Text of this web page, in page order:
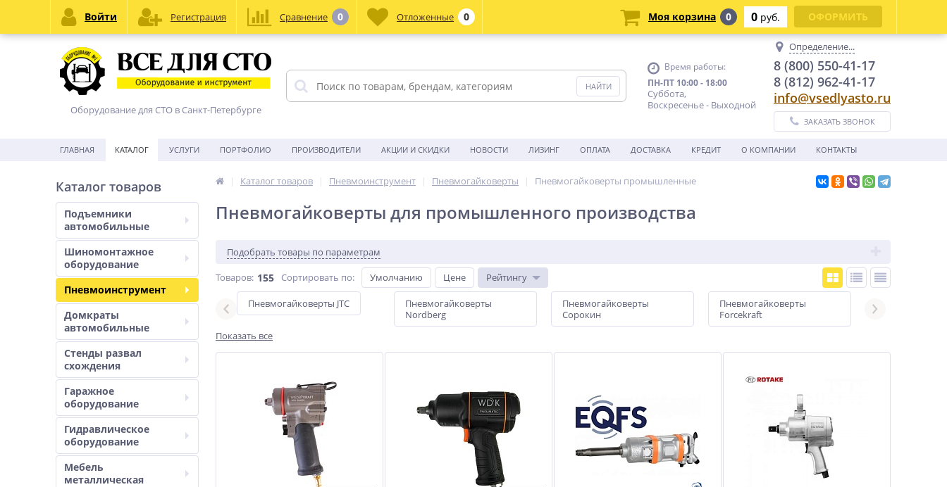
Оборудование для СТО в Санкт-Петербурге
Время работы:
ПН-ПТ 10:00 - 18:00
Суббота,
Воскресенье - Выходной
Определение...
8 (800) 550-41-17
8 (812) 962-41-17
info@vsedlyasto.ru
ЗАКАЗАТЬ ЗВОНОК
ГЛАВНАЯ КАТАЛОГ УСЛУГИ ПОРТФОЛИО ПРОИЗВОДИТЕЛИ АКЦИИ И СКИДКИ НОВОСТИ ЛИЗИНГ ОПЛАТА ДОСТАВКА КРЕДИТ О КОМПАНИИ КОНТАКТЫ
Каталог товаров
Подъемники
автомобильные
Шиномонтажное
оборудование
Пневмоинструмент
Домкраты
автомобильные
Стенды развал
схождения
Гаражное
оборудование
Гидравлическое
оборудование
Мебель
металлическая
Каталог товаров Пневмоинструмент Пневмогайковерты Пневмогайковерты промышленные
Пневмогайковерты для промышленного производства
Подобрать товары по параметрам
Товаров: 155 Сортировать по: Умолчанию Цене Рейтингу
Угловые Пневмогайковерты JTC
Пневмогайковерты
Nordberg
Пневмогайковерты
Сорокин
Пневмогайковерты
Forcekraft
Показать все
Войти Регистрация Сравнение 0 Отложенные 0 Моя корзина 0 0 руб. ОФОРМИТЬ